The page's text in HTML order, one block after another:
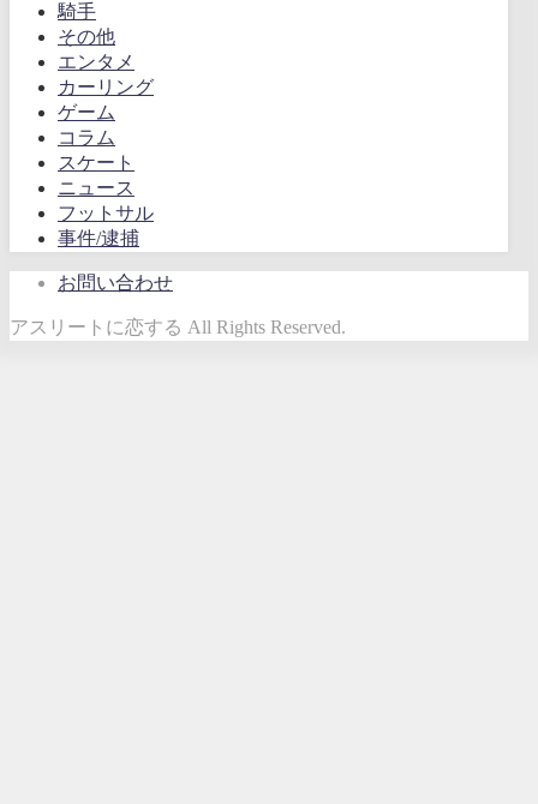
騎手
その他
エンタメ
カーリング
ゲーム
コラム
スケート
ニュース
フットサル
事件/逮捕
お問い合わせ
アスリートに恋する All Rights Reserved.